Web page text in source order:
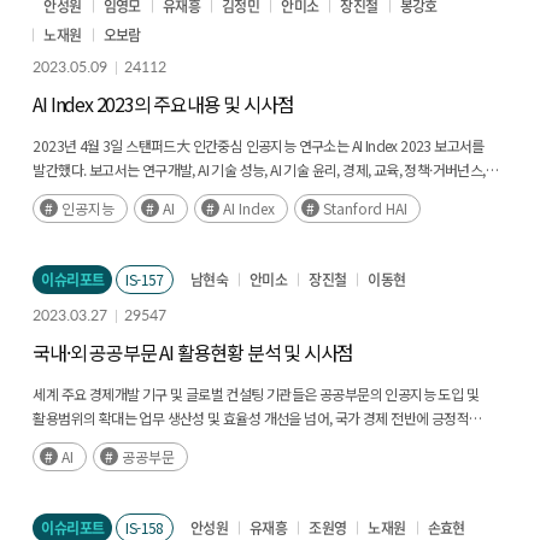
안성원 임영모 유재흥 김정민 안미소 장진철
봉강호
노재원
오보람
2023.05.09
24112
AI Index 2023의 주요내용 및 시사점
2023년 4월 3일 스탠퍼드大 인간중심 인공지능 연구소는 AI Index 2023 보고서를
발간했다. 보고서는 연구개발, AI 기술 성능, AI 기술 윤리, 경제, 교육, 정책·거버넌스,
다양성, 여론 등 8개의 장으로 구분하고 글로벌 데이터와 보고 자료들을 심층 분석하여
핵심 내용을 정리하였다. (후략)
인공지능 AI AI Index Stanford HAI
이슈리포트 IS-157 남현숙 안미소 장진철
이동현
2023.03.27
29547
국내·외 공공부문 AI 활용현황 분석 및 시사점
세계 주요 경제개발 기구 및 글로벌 컨설팅 기관들은 공공부문의 인공지능 도입 및
활용범위의 확대는 업무 생산성 및 효율성 개선을 넘어, 국가 경제 전반에 긍정적
파급효과를 가져다줄 것으로 전망한다. 이런 AI도입의 순기능을 고려한 주요국 정부는
AI 기술을 공공부문에 적극 활용하여 사회문제를 해결하고, 업무 프로세스와 성과
AI 공공부문
이슈리포트 IS-158 안성원 유재흥 조원영 노재원
손효현